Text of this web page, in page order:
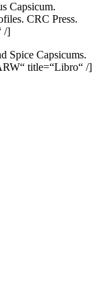
Capsicum.
CRC Press.
/]
Spice Capsicums.
title=“Libro“ /]